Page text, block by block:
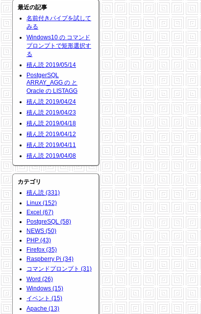
最近の記事
名前付きパイプを試して
みる
Windows10 の コマンド
プロンプトで矩形選択す
る
積ん読 2019/05/14
PostgerSQL
ARRAY_AGG の と
Oracle の LISTAGG
積ん読 2019/04/24
積ん読 2019/04/23
積ん読 2019/04/18
積ん読 2019/04/12
積ん読 2019/04/11
積ん読 2019/04/08
カテゴリ
積ん読 (331)
Linux (152)
Excel (67)
PostgreSQL (58)
NEWS (50)
PHP (43)
Firefox (35)
Raspberry Pi (34)
コマンドプロンプト (31)
Word (26)
Windows (15)
イベント (15)
Apache (13)